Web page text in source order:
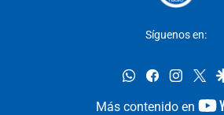
Síguenos en:
whatsappfacebook
Más contenido en